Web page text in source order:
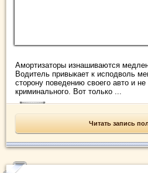
Амортизаторы изнашиваются
Водитель привыкает к исподволь
сторону поведению своего авто и
криминального. Вот только ...
Читать запись